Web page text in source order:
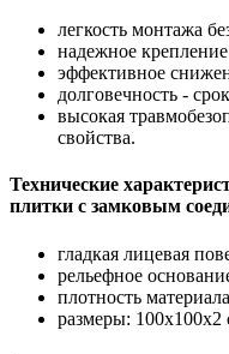
легкость монтажа
надежное
эффективное
долговечность -
высокая
свойства.
Технические
плитки с замковым
гладкая лицевая
рельефное
плотность
размеры: 100х100х2